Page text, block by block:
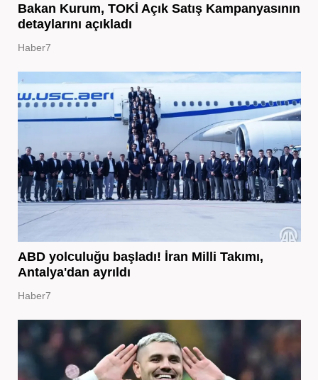
Bakan Kurum, TOKİ Açık Satış Kampanyasının
detaylarını açıkladı
Haber7
ABD yolculuğu başladı! İran Milli Takımı,
Antalya'dan ayrıldı
Haber7